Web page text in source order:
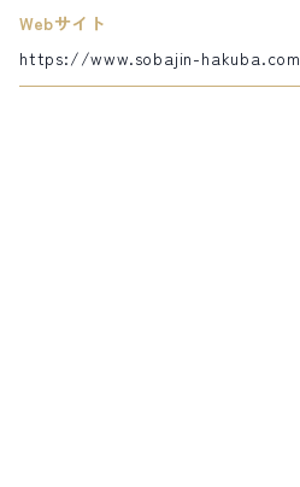
Webサイト
https://www.sobajin-